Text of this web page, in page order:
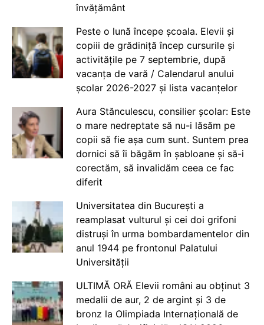
învățământ
Peste o lună începe școala. Elevii și
copiii de grădiniță încep cursurile și
activitățile pe 7 septembrie, după
vacanța de vară / Calendarul anului
școlar 2026-2027 și lista vacanțelor
Aura Stănculescu, consilier școlar: Este
o mare nedreptate să nu-i lăsăm pe
copii să fie așa cum sunt. Suntem prea
dornici să îi băgăm în șabloane și să-i
corectăm, să invalidăm ceea ce fac
diferit
Universitatea din București a
reamplasat vulturul și cei doi grifoni
distruși în urma bombardamentelor din
anul 1944 pe frontonul Palatului
Universității
ULTIMĂ ORĂ Elevii români au obținut 3
medalii de aur, 2 de argint și 3 de
bronz la Olimpiada Internațională de